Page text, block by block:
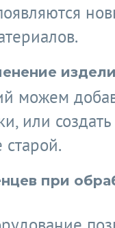
можем
или
старой.
при